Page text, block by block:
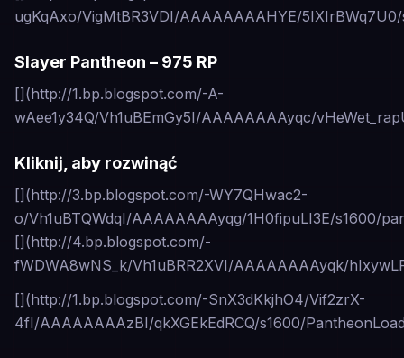
ugKqAxo/VigMtBR3VDI/AAAAAAAAHYE/
Slayer Pantheon – 975 RP
[](http://1.bp.blogspot.com/-A-
wAee1y34Q/Vh1uBEmGy5I/AAAAAAAAyqc/
Kliknij, aby rozwinąć
[](http://3.bp.blogspot.com/-WY7QHwac2-
o/Vh1uBTQWdqI/AAAAAAAAyqg/1H0fipuLI3E/s1600/
[](http://4.bp.blogspot.com/-
fWDWA8wNS_k/Vh1uBRR2XVI/AAAAAAAAyqk/
[](http://1.bp.blogspot.com/-SnX3dKkjhO4/Vif2zrX-
4fI/AAAAAAAAzBI/qkXGEkEdRCQ/s1600/